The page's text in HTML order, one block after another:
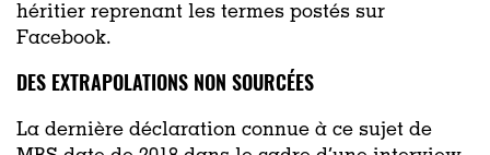
héritier reprenant les termes postés sur
Facebook.
DES EXTRAPOLATIONS NON SOURCÉES
La dernière déclaration connue à ce sujet de